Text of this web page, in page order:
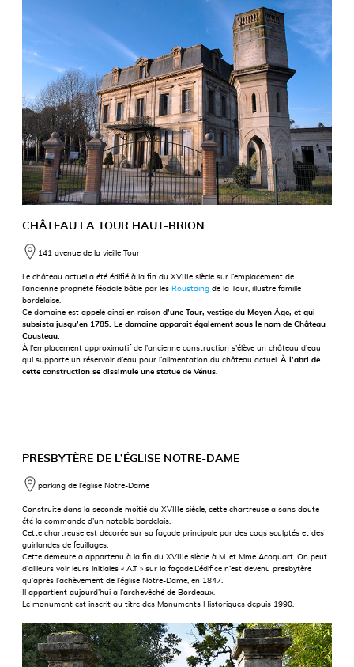
CHÂTEAU LA TOUR HAUT-BRION
141 avenue de la vieille Tour
Le château actuel a été édifié à la fin du XVIIIe siècle sur l’emplacement de
l’ancienne propriété féodale bâtie par les Roustaing de la Tour, illustre famille
bordelaise.
Ce domaine est appelé ainsi en raisond’une Tour, vestige du Moyen Âge, et qui
subsista jusqu’en 1785. Le domaine apparait également sous le nom de Château
Cousteau.
À l’emplacement approximatif de l’ancienne construction s’élève un château d’eau
qui supporte un réservoir d’eau pour l’alimentation du château actuel.À l’abri de
cette construction se dissimule une statue de Vénus.
PRESBYTÈRE DE L’ÉGLISE NOTRE-DAME
parking de l’église Notre-Dame
Construite dans la seconde moitié du XVIIIe siècle, cette chartreuse a sans doute
été la commande d’un notable bordelais.
Cette chartreuse est décorée sur sa façade principale par des coqs sculptés et des
guirlandes de feuillages.
Cette demeure a appartenu à la fin du XVIIIe siècle à M. et Mme Acoquart. On peut
d’ailleurs voir leurs initiales « A.T » sur la façade.L’édifice n’est devenu presbytère
qu’après l’achèvement de l’église Notre-Dame, en 1847.
Il appartient aujourd’hui à l’archevêché de Bordeaux.
Le monument est inscrit au titre des Monuments Historiques depuis 1990.